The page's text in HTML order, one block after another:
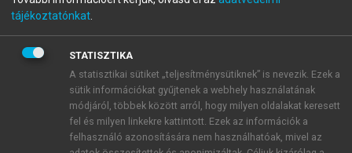
BELÉPÉS SAJÁT FIÓKKAL
ÚJ FIÓK LÉTREHOZÁSA
1 óra díjmentes hozzáférés
tájékoztatónkat
STATISZTIKA
A statisztikai sütiket „teljesítménysütiknek” is nevezik. Ezek a
sütik információkat gyűjtenek a webhely használatának
módjáról, többek között arról, hogy milyen oldalakat keresett
fel és milyen linkekre kattintott. Ezek az információk a
felhasználó azonosítására nem használhatóak, mivel az